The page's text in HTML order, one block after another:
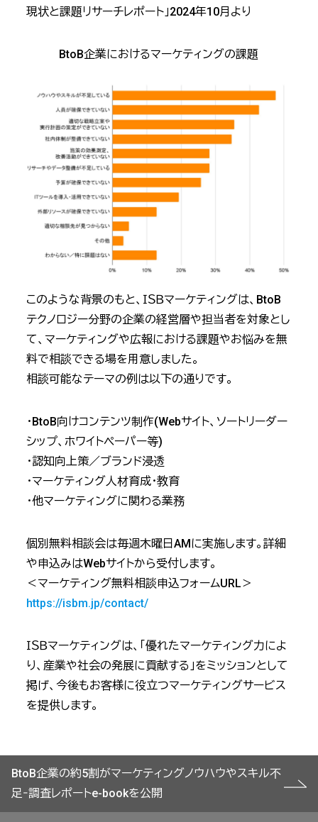
現状と課題リサーチレポート」2024年10月より
BtoB企業におけるマーケティングの課題
このような背景のもと、ＩＳＢマーケティングは、BtoB
テクノロジー分野の企業の経営層や担当者を対象とし
て、マーケティングや広報における課題やお悩みを無
料で相談できる場を用意しました。
相談可能なテーマの例は以下の通りです。
・BtoB向けコンテンツ制作(Webサイト、ソートリーダー
シップ、ホワイトペーパー等)
・認知向上策／ブランド浸透
・マーケティング人材育成・教育
・他マーケティングに関わる業務
個別無料相談会は毎週木曜日AMに実施します。詳細
や申込みはWebサイトから受付します。
＜マーケティング無料相談申込フォームURL＞
https://isbm.jp/contact/
ＩＳＢマーケティングは、「優れたマーケティング力によ
り、産業や社会の発展に貢献する」をミッションとして
掲げ、今後もお客様に役立つマーケティングサービス
を提供します。
BtoB企業の約5割がマーケティングノウハウやスキル不
足‐調査レポートe-bookを公開